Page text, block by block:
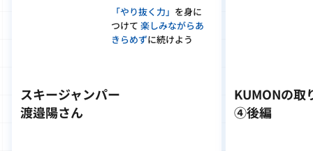
「やり抜く力」 を身に
つけて 楽しみながらあ
きらめずに続けよう
スキージャンパー
渡邉陽さん
KUMONの取
④後編